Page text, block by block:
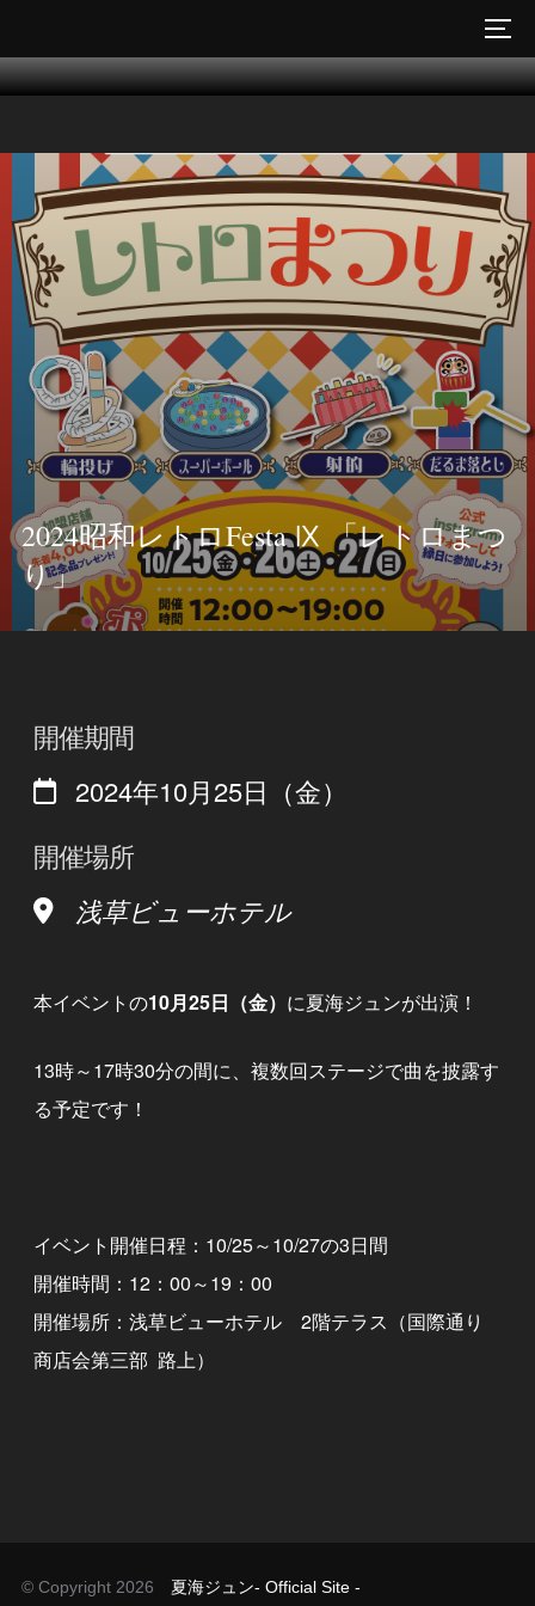
テ
ツ
ス
キ
サイ
2024昭和レトロFesta Ⅸ 「レトロまつ
り」
開催期間
2024年10月25日（金）
開催場所
浅草ビューホテル
本イベントの10月25日（金） に夏海ジュンが出演！
13時～17時30分の間に、複数回ステージで曲を披露す
る予定です！
イベント開催日程：10/25～10/27の3日間
開催時間：12：00～19：00
開催場所：浅草ビューホテル 2階テラス（国際通り
商店会第三部 路上）
© Copyright 2026 夏海ジュン- Official Site -